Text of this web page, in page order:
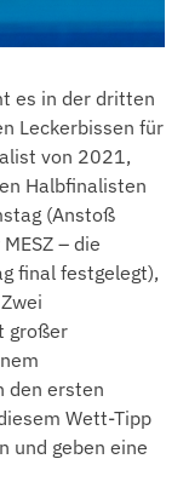
es in der dritten
Leckerbissen für
von 2021,
Halbfinalisten
(Anstoß
– die
final festgelegt),
großer
den ersten
Wett-Tipp
und geben eine